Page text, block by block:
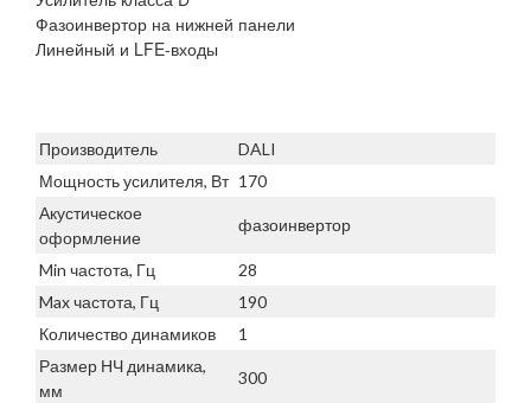
Фазоинвертор на нижней панели
Линейный и LFE-входы
Производитель
DALI
Мощность усилителя, Вт 170
Акустическое
оформление
фазоинвертор
Min частота, Гц
28
Max частота, Гц
190
Количество динамиков
1
Размер НЧ динамика,
мм
300